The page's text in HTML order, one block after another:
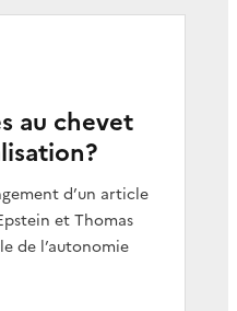
au chevet
d’un article
et Thomas
de l’autonomie